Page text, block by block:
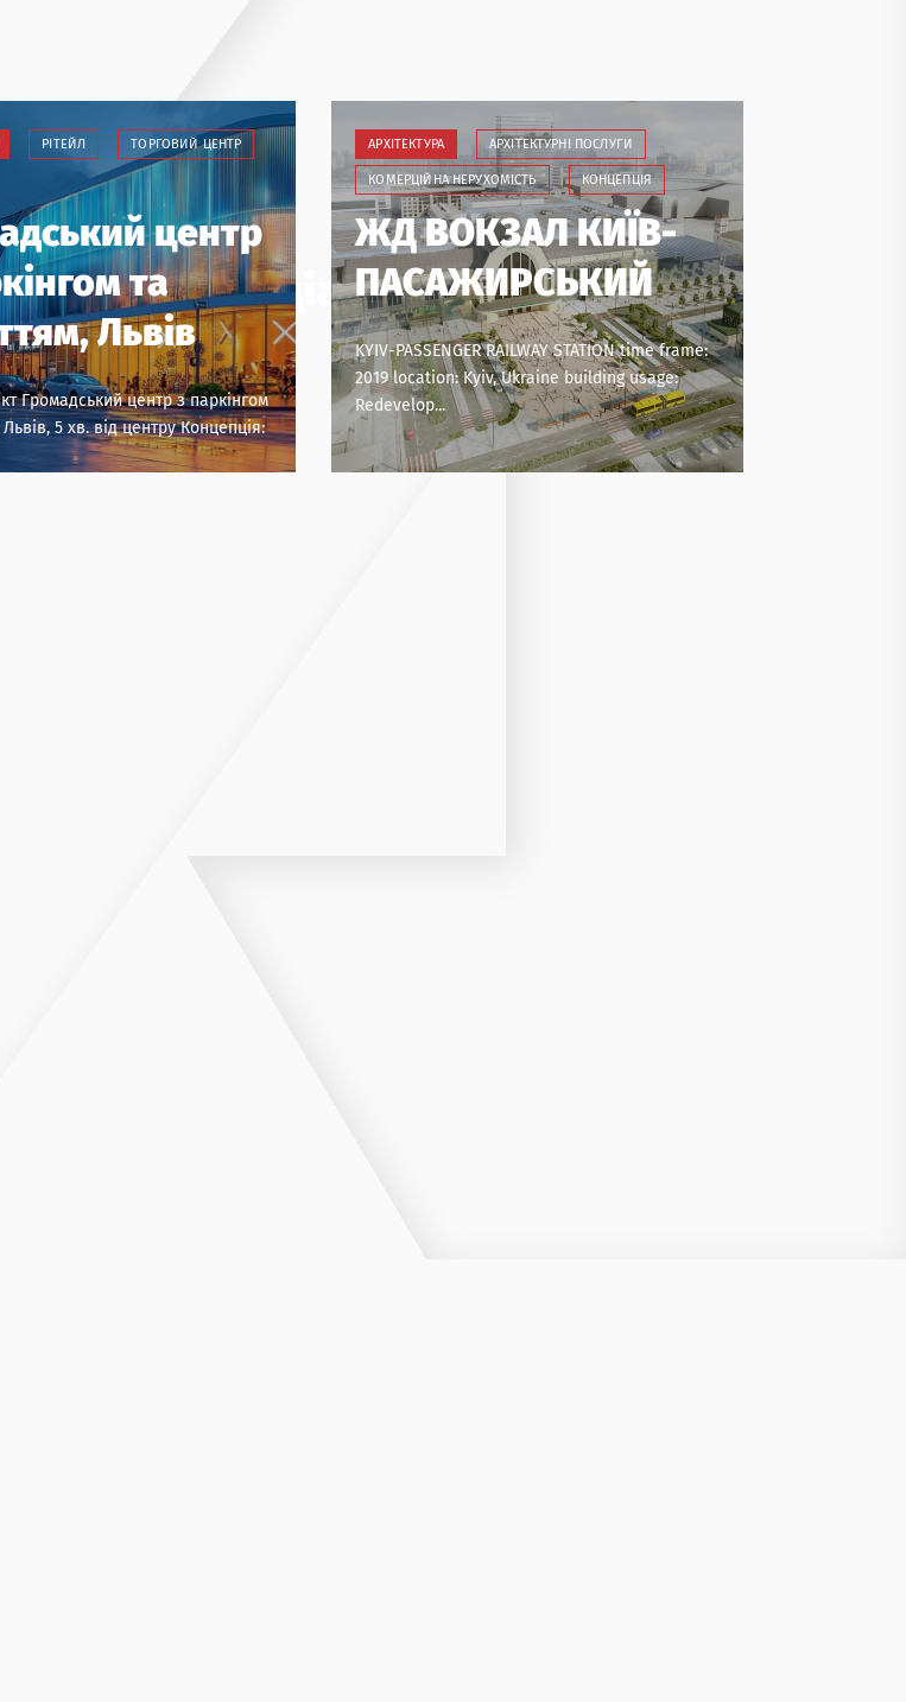
та Асоціації
РІТЕЙЛ ТОРГОВИЙ ЦЕНТР
центр
та
Львів
Громадський центр з паркінгом
5 хв. від центру Концепція:
АРХІТЕКТУРА АРХІТЕКТУРНІ ПОСЛУГИ
КОМЕРЦІЙНА НЕРУХОМІСТЬ КОНЦЕПЦІЯ
ЖД ВОКЗАЛ КИЇВ-
ПАСАЖИРСЬКИЙ
KYIV-PASSENGER RAILWAY STATION time frame:
2019 location: Kyiv, Ukraine building usage:
Redevelop...